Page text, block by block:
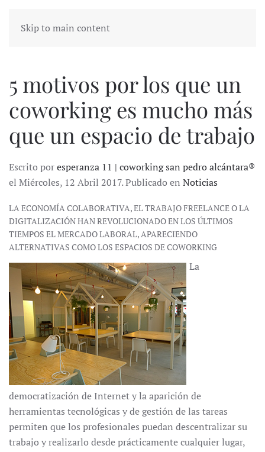
Skip to main content
5 motivos por los que un
coworking es mucho más
que un espacio de trabajo
Escrito poresperanza 11 | coworking san pedro alcántara®
el Miércoles, 12 Abril 2017. Publicado en Noticias
LA ECONOMÍA COLABORATIVA, EL TRABAJO FREELANCE O LA
DIGITALIZACIÓN HAN REVOLUCIONADO EN LOS ÚLTIMOS
TIEMPOS EL MERCADO LABORAL, APARECIENDO
ALTERNATIVAS COMO LOS ESPACIOS DE COWORKING
La
democratización de Internet y la aparición de
herramientas tecnológicas y de gestión de las tareas
permiten que los profesionales puedan descentralizar su
trabajo y realizarlo desde prácticamente cualquier lugar,